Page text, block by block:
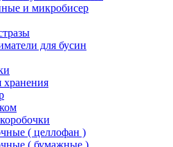
и микробисер
для бусин
хранения
( целлофан )
( бумажные )